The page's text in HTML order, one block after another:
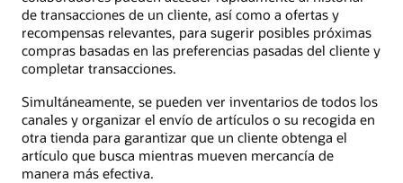
de transacciones de un cliente, así como a ofertas y
recompensas relevantes, para sugerir posibles próximas
compras basadas en las preferencias pasadas del cliente y
completar transacciones.
Simultáneamente, se pueden ver inventarios de todos los
canales y organizar el envío de artículos o su recogida en
otra tienda para garantizar que un cliente obtenga el
artículo que busca mientras mueven mercancía de
manera más efectiva.